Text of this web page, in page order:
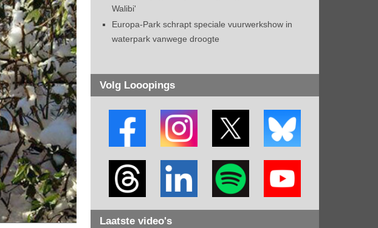
Walibi'
Europa-Park schrapt speciale vuurwerkshow in
waterpark vanwege droogte
Volg Looopings
Laatste video's